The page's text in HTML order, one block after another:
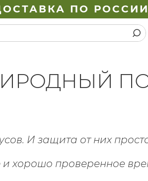
ПО РОССИИ
И защита от них
хорошо проверенное